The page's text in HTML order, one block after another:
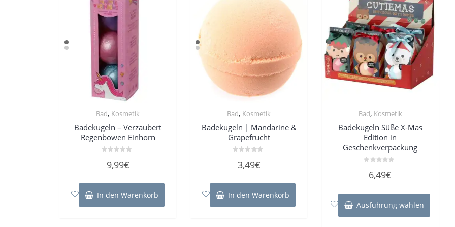
Bad, Kosmetik
Badekugeln – Verzaubert
Regenbowen Einhorn
mit
5
9,99€
In den Warenkorb
Bad, Kosmetik
Badekugeln | Mandarine &
Grapefrucht
mit
5
3,49€
In den Warenkorb
Bad, Kosmetik
Badekugeln Süße X-Mas
Edition in
Geschenkverpackung
mit
5
6,49€
Ausführung wählen